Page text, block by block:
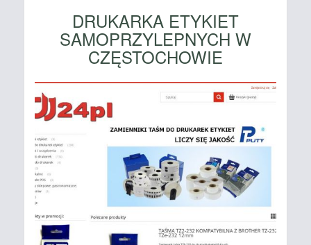
DRUKARKA ETYKIET
SAMOPRZYLEPNYCH W
CZĘSTOCHOWIE